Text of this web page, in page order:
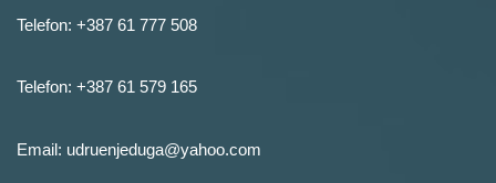
Telefon: +387 61 777 508
Telefon: +387 61 579 165
Email: udruenjeduga@yahoo.com